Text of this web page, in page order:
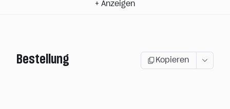
+ Anzeigen
Bestellung Kopieren